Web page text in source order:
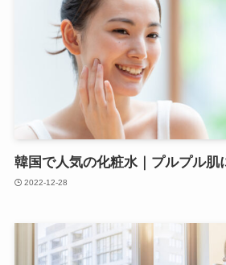
韓国で人気の化粧水｜プルプル肌
2022-12-28